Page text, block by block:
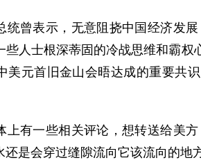
统曾表示，无意阻挠中国经济发
些人士根深蒂固的冷战思维和霸
美元首旧金山会晤达成的重要共
上有一些相关评论，想转送给美
是会穿过缝隙流向它该流向的地方